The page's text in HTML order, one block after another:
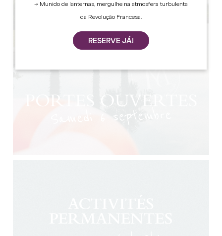
→ Munido de lanternas, mergulhe na atmosfera turbulenta
da Revolução Francesa.
RESERVE JÁ!